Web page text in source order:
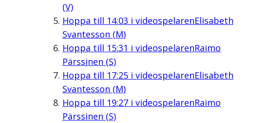
(V)
Hoppa till 14:03 i videospelarenElisabeth
Svantesson (M)
Hoppa till 15:31 i videospelarenRaimo
Pärssinen (S)
Hoppa till 17:25i videospelarenElisabeth
Svantesson (M)
Hoppa till 19:27i videospelarenRaimo
Pärssinen (S)